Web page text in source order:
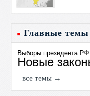
Главные темы
Выборы президента РФ
Новые
все темы →